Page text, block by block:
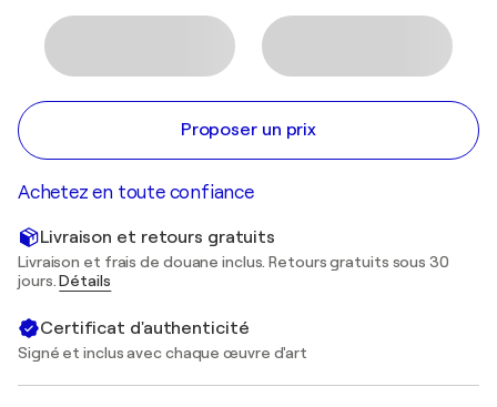
Proposer un prix
Achetez en toute confiance
Livraison et retours gratuits
Livraison et frais de douane inclus. Retours gratuits sous 30
jours.Détails
Certificat d'authenticité
Signé et inclus avec chaque œuvre d'art